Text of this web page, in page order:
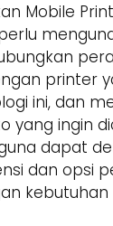
Mobile
printer
ini, dan
yang ingin
dapat
dan opsi
kebutuhan